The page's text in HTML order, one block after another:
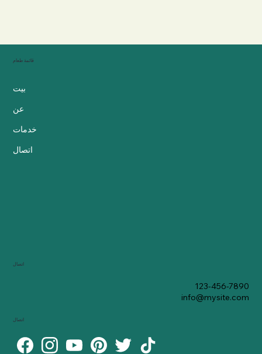
قائمة طعام
بيت
عن
خدمات
اتصال
اتصال
123-456-7890
info@mysite.com
اتصال